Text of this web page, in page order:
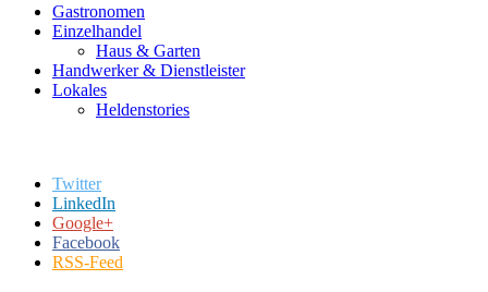
Gastronomen
Einzelhandel
Haus & Garten
Handwerker & Dienstleister
Lokales
Heldenstories
Twitter
LinkedIn
Google+
Facebook
RSS-Feed